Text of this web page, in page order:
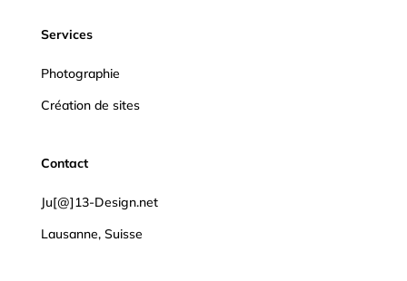
Services
Photographie
Création de sites
Contact
Ju[@]13-Design.net
Lausanne, Suisse